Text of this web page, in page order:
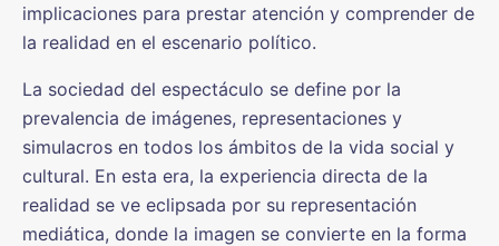
implicaciones para prestar atención y comprender de
la realidad en el escenario político.
La sociedad del espectáculo se define por la
prevalencia de imágenes, representaciones y
simulacros en todos los ámbitos de la vida social y
cultural. En esta era, la experiencia directa de la
realidad se ve eclipsada por su representación
mediática, donde la imagen se convierte en la forma